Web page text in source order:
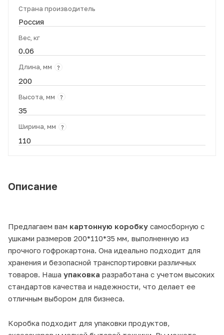
Страна производитель
Россия
Вес, кг
0.06
Длина, мм ?
200
Высота, мм ?
35
Ширина, мм ?
110
Описание
Предлагаем вам картонную коробку самосборную с
ушками размеров 200*110*35 мм, выполненную из
прочного гофрокартона. Она идеально подходит для
хранения и безопасной транспортировки различных
товаров. Наша упаковка разработана с учетом высоких
стандартов качества и надежности, что делает ее
отличным выбором для бизнеса.
Коробка подходит для упаковки продуктов,